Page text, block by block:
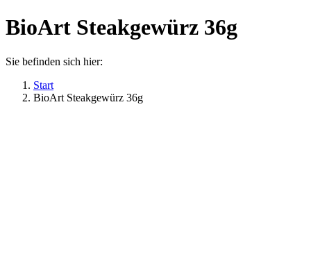
BioArt Steakgewürz 36g
Sie befinden sich hier:
Start
BioArt Steakgewürz 36g